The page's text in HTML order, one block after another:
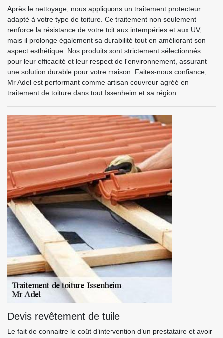
Après le nettoyage, nous appliquons un traitement protecteur
adapté à votre type de toiture. Ce traitement non seulement
renforce la résistance de votre toit aux intempéries et aux UV,
mais il prolonge également sa durabilité tout en améliorant son
aspect esthétique. Nos produits sont strictement sélectionnés
pour leur efficacité et leur respect de l'environnement, assurant
une solution durable pour votre maison. Faites-nous confiance,
Mr Adel est performant comme artisan couvreur agréé en
traitement de toiture dans tout Issenheim et sa région.
Devis revêtement de tuile
Le fait de connaitre le coût d’intervention d’un prestataire et avoir